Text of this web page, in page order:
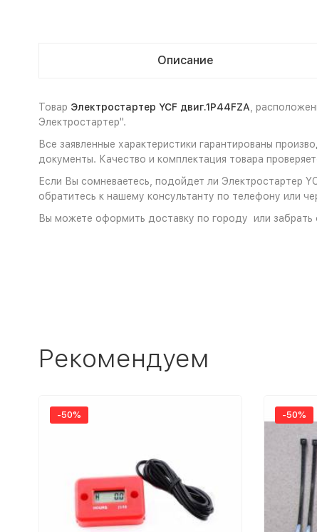
Описание
Товар Электростартер YCF двиг.1P44FZA ,
Электростартер".
Все заявленные характеристики гарантированы
документы. Качество и комплектация товара
Если Вы сомневаетесь, подойдет ли Электростартер
обратитесь к нашему консультанту по телефону или
Вы можете оформить доставку по городу или забрать
Рекомендуем
-50% -50%